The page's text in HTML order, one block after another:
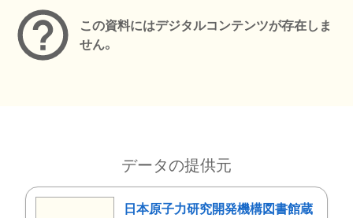
この資料にはデジタルコンテンツが存在しま
せん。
データの提供元
日本原子力研究開発機構図書館蔵